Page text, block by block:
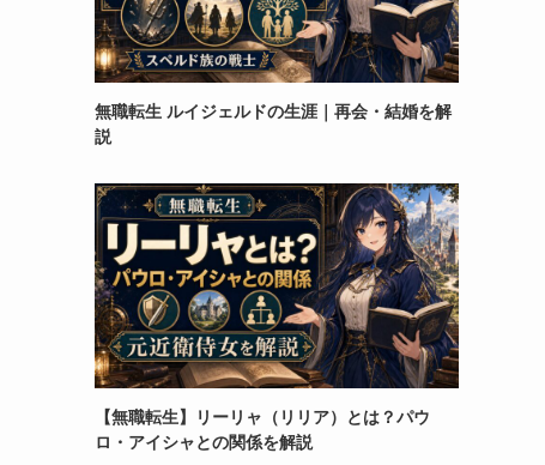
無職転生 ルイジェルドの生涯｜再会・結婚を解
説
【無職転生】リーリャ（リリア）とは？パウ
ロ・アイシャとの関係を解説